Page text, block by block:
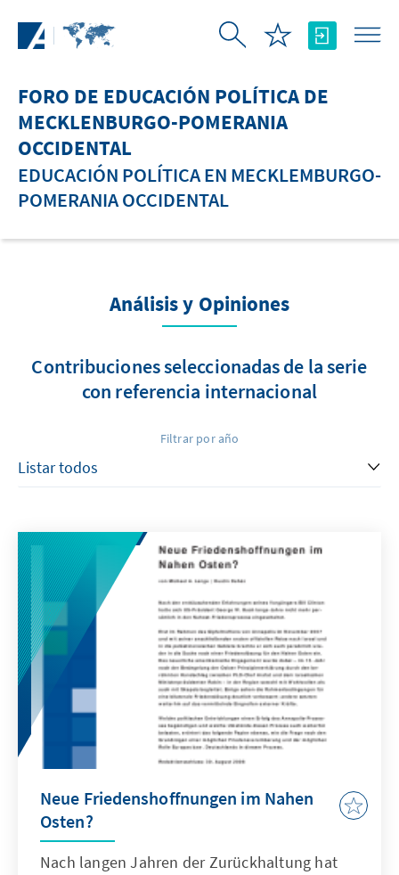
FORO DE EDUCACIÓN POLÍTICA DE
MECKLENBURGO-POMERANIA
OCCIDENTAL
EDUCACIÓN POLÍTICA EN MECKLEMBURGO-
POMERANIA OCCIDENTAL
Análisis y Opiniones
Contribuciones seleccionadas de la serie
con referencia internacional
Filtrar por año
Neue Friedenshoffnungen im Nahen
Osten?
Nach langen Jahren der Zurückhaltung hat